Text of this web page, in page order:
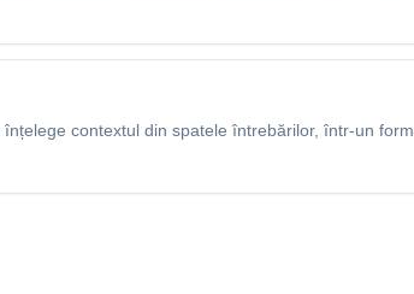
contextul din spatele întrebărilor, într-un